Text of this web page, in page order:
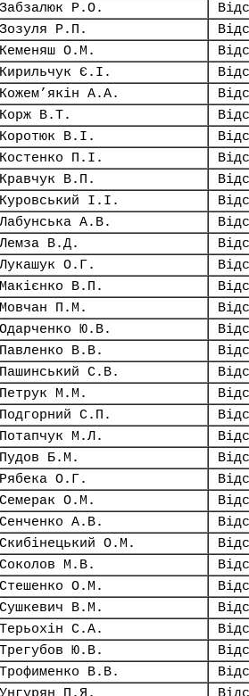
Забзалюк Р.О.
Зозуля Р.П.
Кеменяш О.М.
Кирильчук Є.І.
Кожем’якін А.А.
Корж В.Т.
Коротюк В.І.
Костенко П.І.
Кравчук В.П.
Куровський І.І.
Лабунська А.В.
Лемза В.Д.
Лукашук О.Г.
Макієнко В.П.
Мовчан П.М.
Одарченко Ю.В.
Павленко В.В.
Пашинський С.В.
Петрук М.М.
Подгорний С.П.
Потапчук М.Л.
Пудов Б.М.
Рябека О.Г.
Семерак О.М.
Сенченко А.В.
Скибінецький О.М.
Соколов М.В.
Стешенко О.М.
Сушкевич В.М.
Терьохін С.А.
Трегубов Ю.В.
Трофименко В.В.